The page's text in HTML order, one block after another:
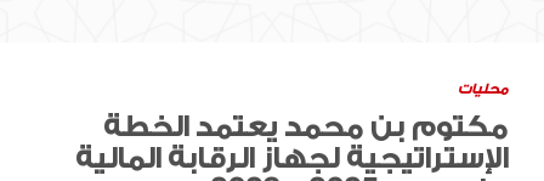
محليات
مكتوم بن محمد يعتمد الخطة
الإستراتيجية لجهاز الرقابة المالية